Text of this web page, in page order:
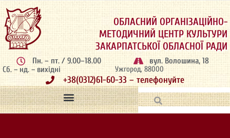
ОБЛАСНИЙ ОРГАНІЗАЦІЙНО-
МЕТОДИЧНИЙ ЦЕНТР КУЛЬТУРИ
ЗАКАРПАТСЬКОЇ ОБЛАСНОЇ РАДИ
Пн. – пт. / 9.00–18.00
Сб. – нд. – вихідні
вул. Волошина, 18
Ужгород, 88000
+38(0312)61-60-33 – телефонуйте